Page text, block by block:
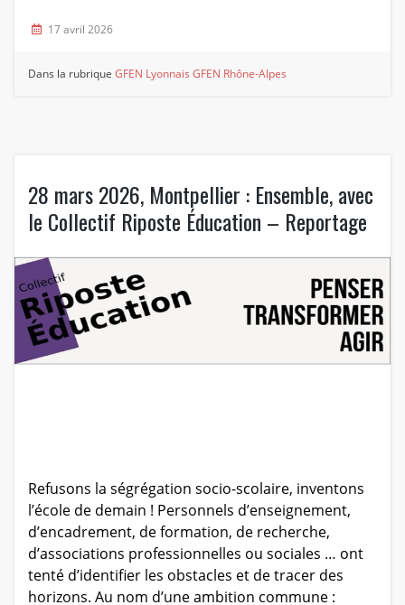
17 avril 2026
Dans la rubriqueGFEN Lyonnais GFEN Rhône-Alpes
28 mars 2026, Montpellier : Ensemble, avec
le Collectif Riposte Éducation – Reportage
Refusons la ségrégation socio-scolaire, inventons
l’école de demain ! Personnels d’enseignement,
d’encadrement, de formation, de recherche,
d’associations professionnelles ou sociales … ont
tenté d’identifier les obstacles et de tracer des
horizons. Au nom d’une ambition commune :